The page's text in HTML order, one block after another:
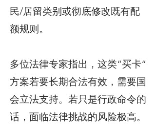
民/居留类别或彻底修改既有配
额规则。
多位法律专家指出，这类“买卡”
方案若要长期合法有效，需要国
会立法支持。若只是行政命令的
话，面临法律挑战的风险极高。